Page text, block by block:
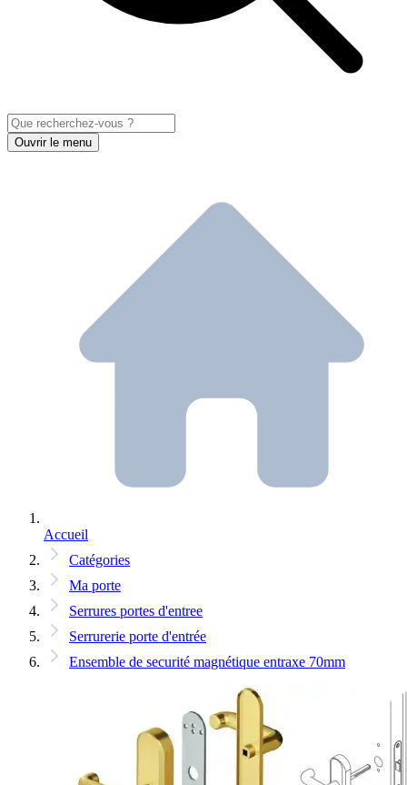
Ouvrir le menu
Accueil
Catégories
Ma porte
Serrures portes d'entree
Serrurerie porte d'entrée
Ensemble de securité magnétique entraxe 70mm